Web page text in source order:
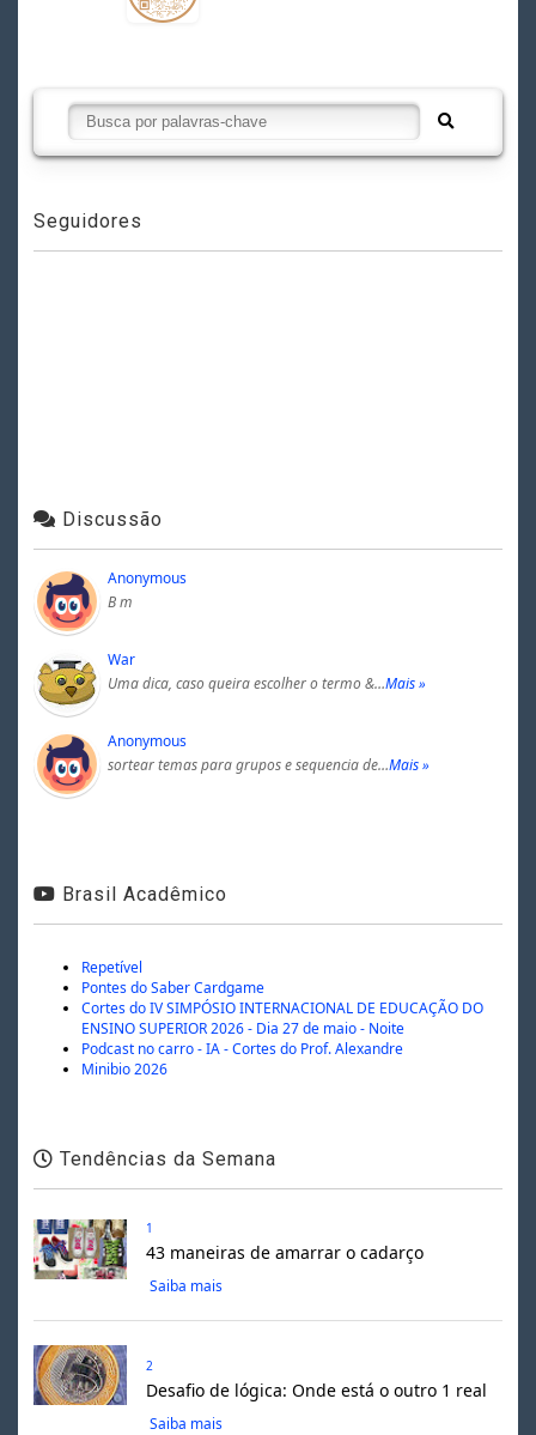
Seguidores
Discussão
Anonymous
B m
War
Uma dica, caso queira escolher o termo &…Mais »
Anonymous
sortear temas para grupos e sequencia de…Mais »
Brasil Acadêmico
Repetível
Pontes do Saber Cardgame
Cortes do IV SIMPÓSIO INTERNACIONAL DE EDUCAÇÃO DO
ENSINO SUPERIOR 2026 - Dia 27 de maio - Noite
Podcast no carro - IA - Cortes do Prof. Alexandre
Minibio 2026
Tendências da Semana
1
43 maneiras de amarrar o cadarço
Saiba mais
2
Desafio de lógica: Onde está o outro 1 real
Saiba mais